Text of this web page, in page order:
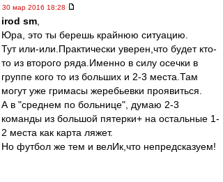
30 мар 2016 18:28
irod sm
Юра, это ты берешь крайнюю ситуацию.
Тут или-или.Практически уверен,что будет кто-
то из второго ряда.Именно в силу осечки в
группе кого то из больших и 2-3 места.Там
могут уже гримасы жеребьевки проявиться.
А в "среднем по больнице", думаю 2-3
команды из большой пятерки+ на остальные 1-
2 места как карта ляжет.
Но футбол же тем и велИк,что непредсказуем!